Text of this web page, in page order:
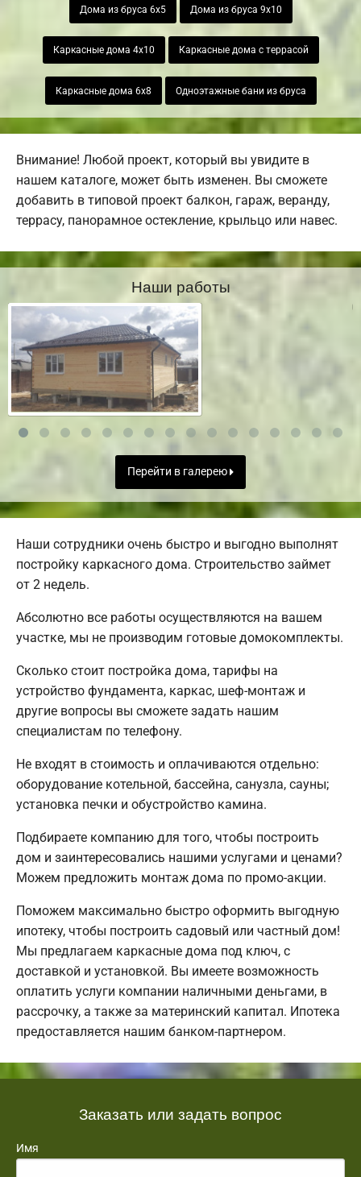
Дома из бруса 6х5 Дома из бруса 9х10
Каркасные дома 4х10 Каркасные дома с террасой
Каркасные дома 6х8 Одноэтажные бани из бруса
Внимание! Любой проект, который вы увидите в
нашем каталоге, может быть изменен. Вы сможете
добавить в типовой проект балкон, гараж, веранду,
террасу, панорамное остекление, крыльцо или навес.
Наши работы
Перейти в галерею
Наши сотрудники очень быстро и выгодно выполнят
постройку каркасного дома. Строительство займет
от 2 недель.
Абсолютно все работы осуществляются на вашем
участке, мы не производим готовые домокомплекты.
Сколько стоит постройка дома, тарифы на
устройство фундамента, каркас, шеф-монтаж и
другие вопросы вы сможете задать нашим
специалистам по телефону.
Не входят в стоимость и оплачиваются отдельно:
оборудование котельной, бассейна, санузла, сауны;
установка печки и обустройство камина.
Подбираете компанию для того, чтобы построить
дом и заинтересовались нашими услугами и ценами?
Можем предложить монтаж дома по промо-акции.
Поможем максимально быстро оформить выгодную
ипотеку, чтобы построить садовый или частный дом!
Мы предлагаем каркасные дома под ключ, с
доставкой и установкой. Вы имеете возможность
оплатить услуги компании наличными деньгами, в
рассрочку, а также за материнский капитал. Ипотека
предоставляется нашим банком-партнером.
Заказать или задать вопрос
Имя